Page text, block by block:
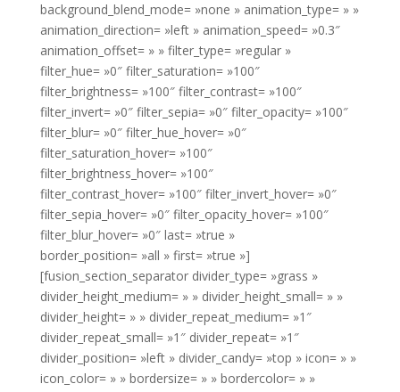
background_blend_mode= »none » animation_type= » »
animation_direction= »left » animation_speed= »0.3″
animation_offset= » » filter_type= »regular »
filter_hue= »0″ filter_saturation= »100″
filter_brightness= »100″ filter_contrast= »100″
filter_invert= »0″ filter_sepia= »0″ filter_opacity= »100″
filter_blur= »0″ filter_hue_hover= »0″
filter_saturation_hover= »100″
filter_brightness_hover= »100″
filter_contrast_hover= »100″ filter_invert_hover= »0″
filter_sepia_hover= »0″ filter_opacity_hover= »100″
filter_blur_hover= »0″ last= »true »
border_position= »all » first= »true »]
[fusion_section_separator divider_type= »grass »
divider_height_medium= » » divider_height_small= » »
divider_height= » » divider_repeat_medium= »1″
divider_repeat_small= »1″ divider_repeat= »1″
divider_position= »left » divider_candy= »top » icon= » »
icon_color= » » bordersize= » » bordercolor= » »